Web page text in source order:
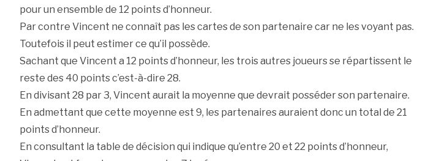
pour un ensemble de 12 points d’honneur.
Par contre Vincent ne connaît pas les cartes de son partenaire car ne les voyant pas.
Toutefois il peut estimer ce qu’il possède.
Sachant que Vincent a 12 points d’honneur, les trois autres joueurs se répartissent le
reste des 40 points c’est-à-dire 28.
En divisant 28 par 3, Vincent aurait la moyenne que devrait posséder son partenaire.
En admettant que cette moyenne est 9, les partenaires auraient donc un total de 21
points d’honneur.
En consultant la table de décision qui indique qu’entre 20 et 22 points d’honneur,